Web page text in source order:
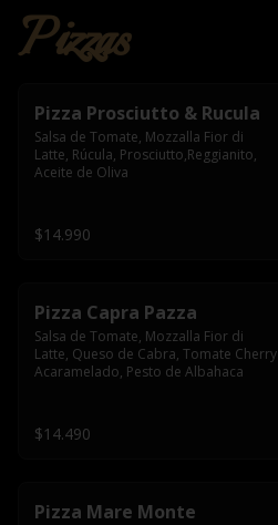
Pizzas
Pizza Prosciutto & Rucula
Salsa de Tomate, Mozzalla Fior di
Latte, Rúcula, Prosciutto,Reggianito,
Aceite de Oliva
$14.990
Pizza Capra Pazza
Salsa de Tomate, Mozzalla Fior di
Latte, Queso de Cabra, Tomate Cherry
Acaramelado, Pesto de Albahaca
$14.490
Pizza Mare Monte